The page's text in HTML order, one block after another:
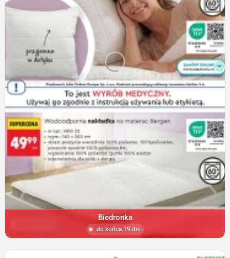
Biedronka
do końca 19 dni